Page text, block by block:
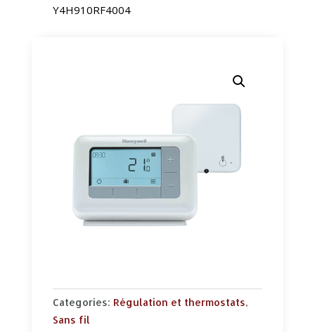
Y4H910RF4004
Categories: Régulation et thermostats,
Sans fil